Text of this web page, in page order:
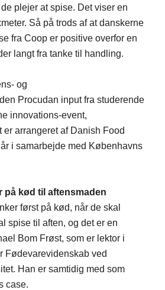
plejer at spise. Det viser en
Så på trods af at danskerne
fra Coop er positive overfor en
langt fra tanke til handling.
og
Procudan input fra studerende
innovations-event,
er arrangeret af Danish Food
i samarbejde med Københavns
kød til aftensmaden
først på kød, når de skal
spise til aften, og det er en
Bom Frøst, som er lektor i
Fødevarevidenskab ved
Han er samtidig med som
case.